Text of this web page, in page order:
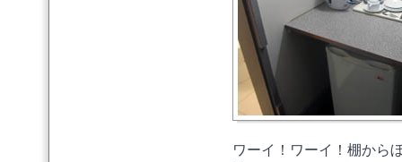
ワーイ！ワーイ！棚から